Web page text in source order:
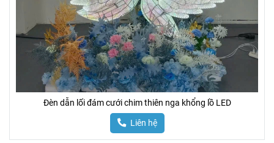
Đèn dẫn lối đám cưới chim thiên nga khổng lồ LED
Liên hệ